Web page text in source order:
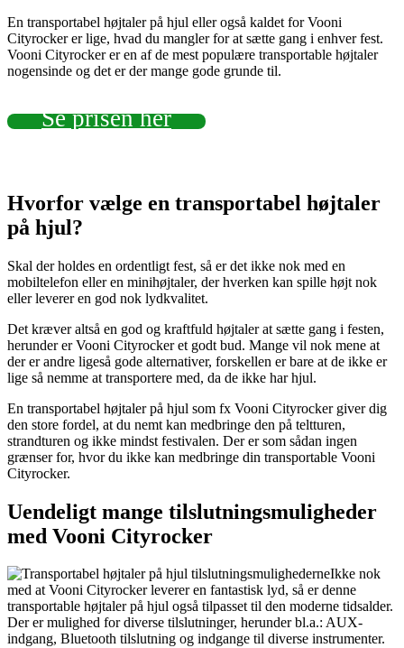
En transportabel højtaler på hjul eller også kaldet for Vooni
Cityrocker er lige, hvad du mangler for at sætte gang i enhver fest.
Vooni Cityrocker er en af de mest populære transportable højtaler
nogensinde og det er der mange gode grunde til.
Se prisen her
Hvorfor vælge en transportabel højtaler
på hjul?
Skal der holdes en ordentligt fest, så er det ikke nok med en
mobiltelefon eller en minihøjtaler, der hverken kan spille højt nok
eller leverer en god nok lydkvalitet.
Det kræver altså en god og kraftfuld højtaler at sætte gang i festen,
herunder er Vooni Cityrocker et godt bud. Mange vil nok mene at
der er andre ligeså gode alternativer, forskellen er bare at de ikke er
lige så nemme at transportere med, da de ikke har hjul.
En transportabel højtaler på hjul som fx Vooni Cityrocker giver dig
den store fordel, at du nemt kan medbringe den på teltturen,
strandturen og ikke mindst festivalen. Der er som sådan ingen
grænser for, hvor du ikke kan medbringe din transportable Vooni
Cityrocker.
Uendeligt mange tilslutningsmuligheder
med Vooni Cityrocker
Ikke nok
med at Vooni Cityrocker leverer en fantastisk lyd, så er denne
transportable højtaler på hjul også tilpasset til den moderne tidsalder.
Der er mulighed for diverse tilslutninger, herunder bl.a.: AUX-
indgang, Bluetooth tilslutning og indgange til diverse instrumenter.